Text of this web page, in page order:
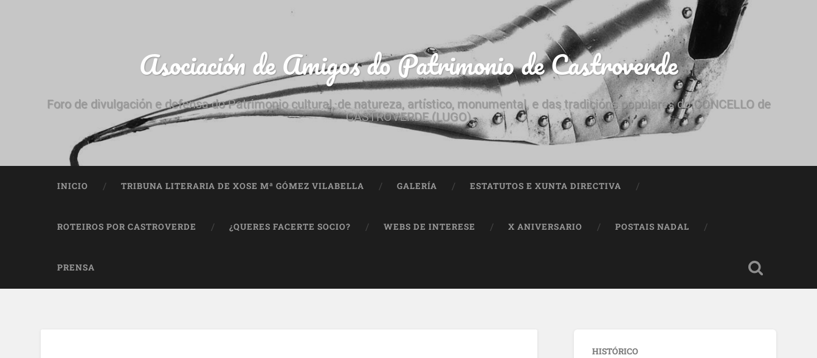
Asociación de Amigos do Patrimonio de Castroverde
Foro de divulgación e defensa do Patrimonio cultural, de natureza, artístico, monumental, e das tradicións populares do CONCELLO de
CASTROVERDE (LUGO)
INICIO TRIBUNA LITERARIA DE XOSE Mª GÓMEZ VILABELLA GALERÍA ESTATUTOS E XUNTA DIRECTIVA
ROTEIROS POR CASTROVERDE ¿QUERES FACERTE SOCIO? WEBS DE INTERESE X ANIVERSARIO POSTAIS NADAL
PRENSA
HISTÓRICO